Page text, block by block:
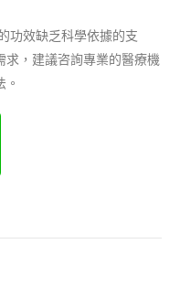
功效缺乏科學依據的支
，建議咨詢專業的醫療機